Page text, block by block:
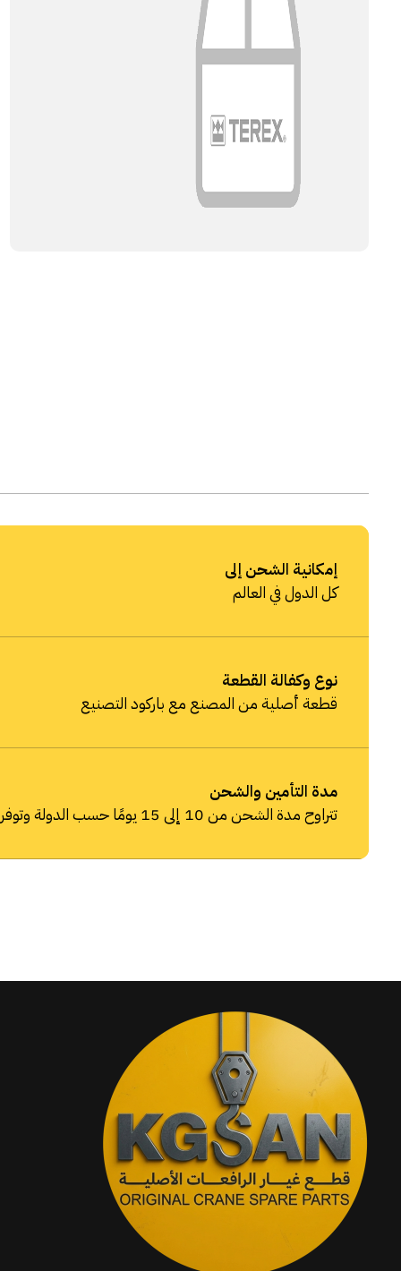
إمكانية الشحن إلى
كل الدول في العالم
نوع وكفالة القطعة
قطعة أصلية من المصنع مع باركود التصنيع
مدة التأمين والشحن
تتراوح مدة الشحن من 10 إلى 15 يومًا حسب الدولة وتوفر شركات الشحن